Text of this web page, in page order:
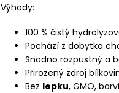
Výhody:
100 % čistý
Pochází z dobytka
Snadno rozpustný a
Přirozený zdroj
Bez lepku, GMO,